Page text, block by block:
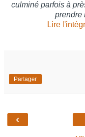
culminé parfois à
prendre
Lire
Partager
‹